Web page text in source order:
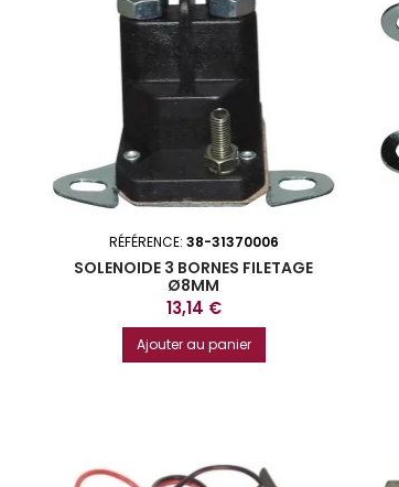
RÉFÉRENCE: 38-31370006
SOLENOIDE 3 BORNES FILETAGE
Ø8MM
Prix
13,14 €
Ajouter au panier